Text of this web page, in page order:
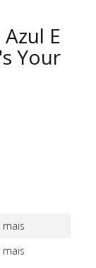
E
Your